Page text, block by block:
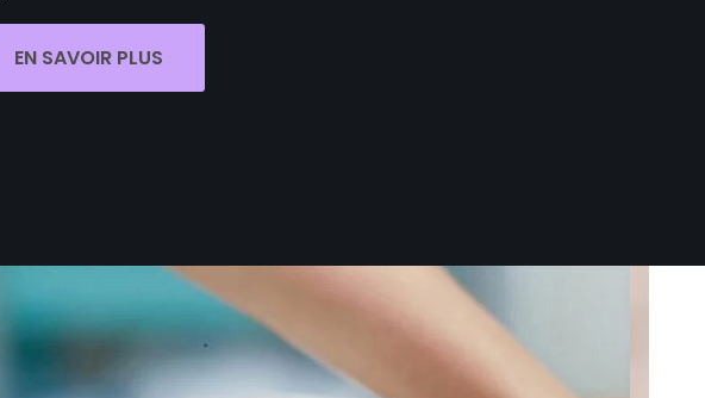
EN SAVOIR PLUS